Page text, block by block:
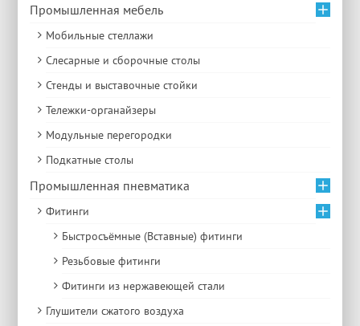
Промышленная мебель
Мобильные стеллажи
Слесарные и сборочные столы
Стенды и выставочные стойки
Тележки-органайзеры
Модульные перегородки
Подкатные столы
Промышленная пневматика
Фитинги
Быстросъёмные (Вставные) фитинги
Резьбовые фитинги
Фитинги из нержавеющей стали
Глушители сжатого воздуха